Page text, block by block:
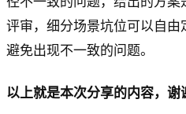
评审，细分场景坑位可以自
避免出现不一致的问题。
以上就是本次分享的内容，谢